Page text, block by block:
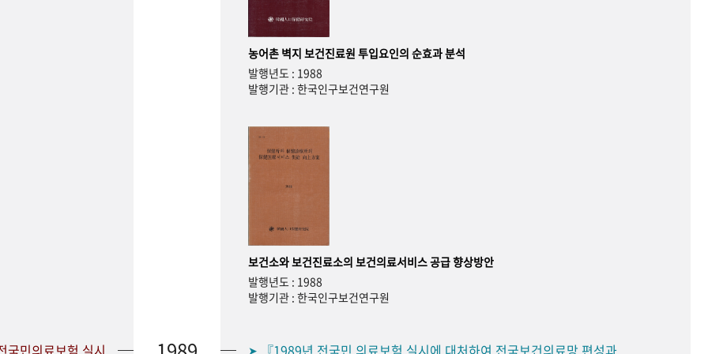
농어촌 벽지 보건진료원 투입요인의 순효과 분석
발행년도 : 1988
발행기관 : 한국인구보건연구원
보건소와 보건진료소의 보건의료서비스 공급 향상방안
발행년도 : 1988
발행기관 : 한국인구보건연구원
➤